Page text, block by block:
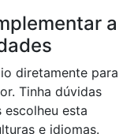
a
diretamente para
Tinha dúvidas
escolheu esta
e idiomas.